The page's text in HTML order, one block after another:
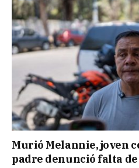
Murió Melannie, joven
padre denunció falta